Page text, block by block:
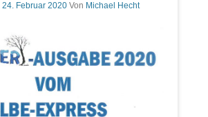
24. Februar 2020 Von Michael Hecht